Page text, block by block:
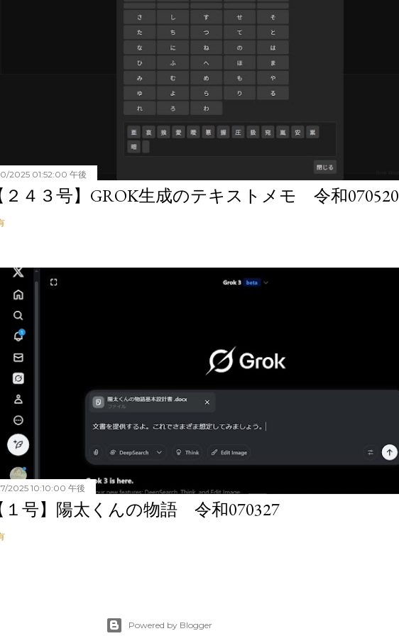
2025 01:52:00 午後
２４３号】GROK生成のテキストメモ 令和070520
2025 10:10:00 午後
１号】陽太くんの物語 令和070327
Powered by Blogger